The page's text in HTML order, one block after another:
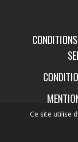
Ce site utilise